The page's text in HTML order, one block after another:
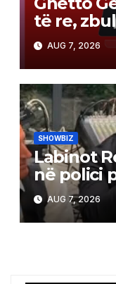
të re,
AUG 7, 2026
SHOWBIZ
Labinot
në polici
revole, ja
AUG 7, 2026